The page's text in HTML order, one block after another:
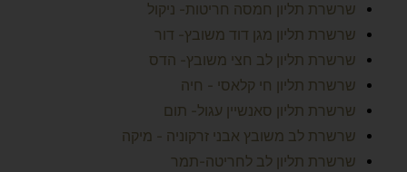
שרשרת תליון חמסה חריטות- ניקול
שרשרת תליון מגן דוד משובץ- דור
שרשרת תליון לב חצי משובץ- הדס
שרשרת תליון חי קלאסי - חיה
שרשרת תליון סאנשיין עגול- תום
שרשרת לב משובץ אבני זרקוניה - מיקה
שרשרת תליון לב לחריטה-תמר